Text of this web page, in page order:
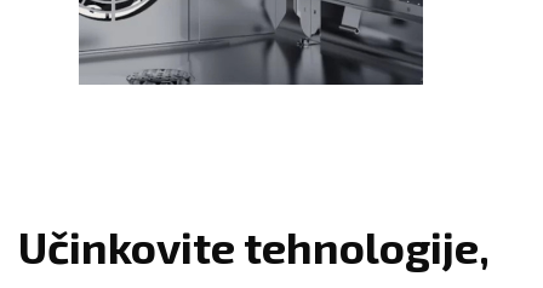
Učinkovite tehnologije,